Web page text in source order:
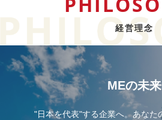
経営理念
MEの未来
"日本を代表"する企業へ。あなた